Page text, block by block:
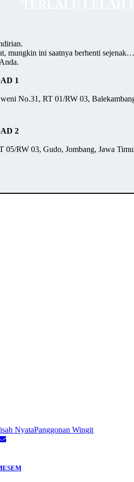
mungkin ini saatnya berhenti
1
No.31, RT 01/RW 03,
2
05/RW 03, Gudo, Jombang, Jawa
NyataPanggonan Wingit